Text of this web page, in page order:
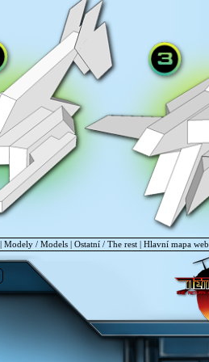
Modely / Models| Ostatní / The rest| Hlavní mapa